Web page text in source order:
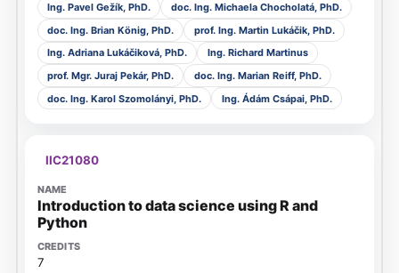
Ing. Pavel Gežík, PhD.
doc. Ing. Michaela Chocholatá, PhD.
doc. Ing. Brian König, PhD.
prof. Ing. Martin Lukáčik, PhD.
Ing. Adriana Lukáčiková, PhD.
Ing. Richard Martinus
prof. Mgr. Juraj Pekár, PhD.
doc. Ing. Marian Reiff, PhD.
doc. Ing. Karol Szomolányi, PhD.
Ing. Ádám Csápai, PhD.
IIC21080
Introduction to data science using R and
Python
7